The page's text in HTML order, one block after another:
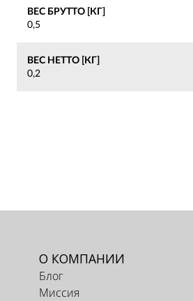
ВЕС БРУТТО [КГ]
0,5
ВЕС НЕТТО [КГ]
0,2
О КОМПАНИИ
Блог
Миссия